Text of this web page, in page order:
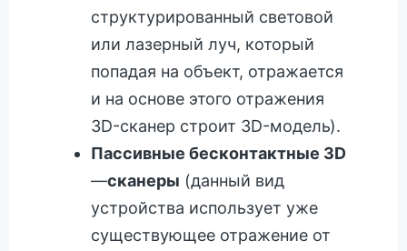
структурированный световой
или лазерный луч, который
попадая на объект, отражается
и на основе этого отражения
3D-сканер строит 3D-модель).
Пассивные бесконтактные 3D
—сканеры (данный вид
устройства использует уже
существующее отражение от